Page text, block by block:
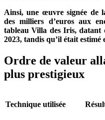
Ainsi, une œuvre signée de
des milliers d’euros aux
tableau Villa des Iris, datant
2023, tandis qu’il était estimé
Ordre de valeur
plus prestigieux
Technique utilisée